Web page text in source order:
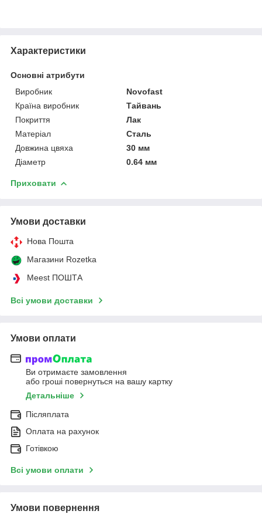
Характеристики
Основні атрибути
Виробник
Novofast
Країна виробник
Тайвань
Покриття
Лак
Матеріал
Сталь
Довжина цвяха
30 мм
Діаметр
0.64 мм
Приховати
Умови доставки
Нова Пошта
Магазини Rozetka
Meest ПОШТА
Всі умови доставки
Умови оплати
Ви отримаєте замовлення
або гроші повернуться на вашу картку
Детальніше
Післяплата
Оплата на рахунок
Готівкою
Всі умови оплати
Умови повернення